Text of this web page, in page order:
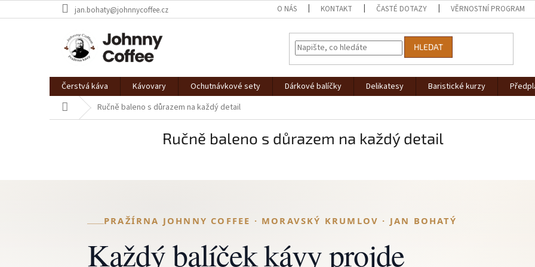
na
jan.bohaty@johnnycoffee.cz O NÁS KONTAKT ČASTÉ DOTAZY VĚRNOSTNÍ PROGRAM
HLEDAT
Čerstvá káva Kávovary Ochutnávkové sety Dárkové balíčky Delikatesy Baristické kurzy
Domů Ručně baleno s důrazem na každý detail
Ručně baleno s důrazem na každý detail
PRAŽÍRNA JOHNNY COFFEE · MORAVSKÝ KRUMLOV · JAN BOHATÝ
Každý balíček kávy projde